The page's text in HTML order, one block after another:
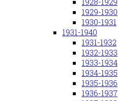
1929-1930
1930-1931
1931-1940
1931-1932
1932-1933
1933-1934
1934-1935
1935-1936
1936-1937